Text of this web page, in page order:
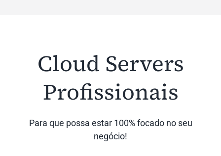
Cloud Servers
Profissionais
Para que possa estar 100% focado no seu
negócio!